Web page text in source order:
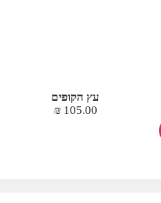
עץ הקופים
105.00
₪